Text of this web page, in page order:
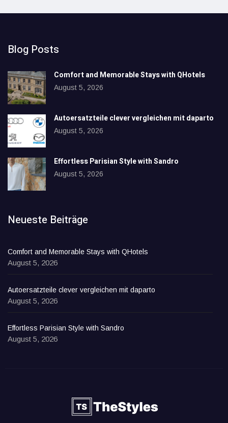
Blog Posts
Comfort and Memorable Stays with QHotels
August 5, 2026
Autoersatzteile clever vergleichen mit daparto
August 5, 2026
Effortless Parisian Style with Sandro
August 5, 2026
Neueste Beiträge
Comfort and Memorable Stays with QHotels
August 5, 2026
Autoersatzteile clever vergleichen mit daparto
August 5, 2026
Effortless Parisian Style with Sandro
August 5, 2026